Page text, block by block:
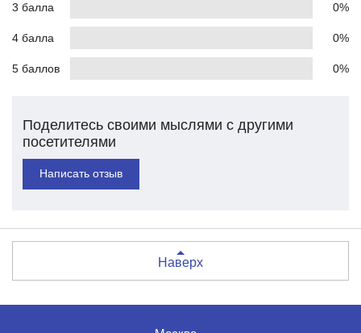
3 балла 0%
4 балла 0%
5 баллов 0%
Поделитесь своими мыслями с другими
посетителями
Написать отзыв
Наверх